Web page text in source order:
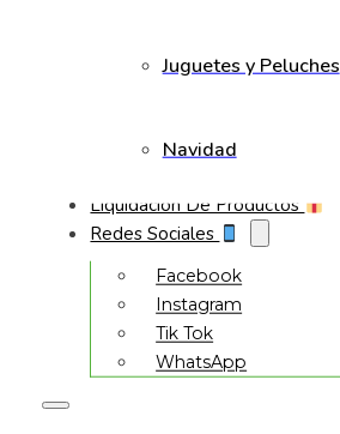
Juguetes y Peluches
Navidad
Liquidación De Productos
Redes Sociales
Facebook
Instagram
Tik Tok
WhatsApp